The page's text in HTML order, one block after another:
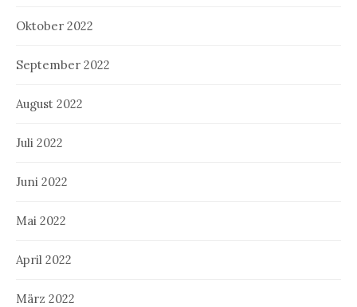
Oktober 2022
September 2022
August 2022
Juli 2022
Juni 2022
Mai 2022
April 2022
März 2022